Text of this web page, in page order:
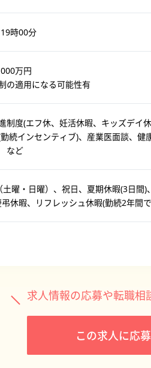
時00分
万円
の適用になる可能性有
制度(エフ休、妊活休暇、キッズデイ
続インセンティブ)、産業医面談、
など
曜・日曜）、祝日、夏期休暇(3日間
弔休暇、リフレッシュ休暇(勤続2年間
求人情報の応募や転職相
この求人に応